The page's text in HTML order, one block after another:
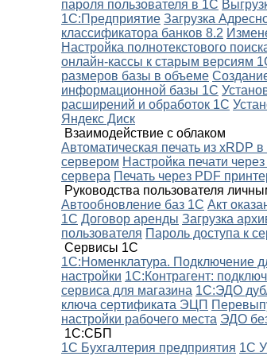
пароля пользователя в 1С
1С:Предприятие Загрузка
классификатора банков 8.2
Настройка полнотекстового
онлайн-кассы к старым версиям
размеров базы в объеме
информационной базы 1С
расширений и обработок 1С
Яндекс Диск
Взаимодействие с облаком
Автоматическая печать из xRDP в
сервером Настройка печати
сервера Печать через PDF
Руководства пользователя
Автообновление баз 1С Акт
1С Договор аренды Загрузка
пользователя Пароль доступа к
Сервисы 1С
1C:Номенклатура. Подключение
настройки 1С:Контрагент:
сервиса для магазина 1С:ЭДО
ключа сертификата ЭЦП
настройки рабочего места ЭДО
1С:СБП
1С Бухгалтерия предприятия 1С